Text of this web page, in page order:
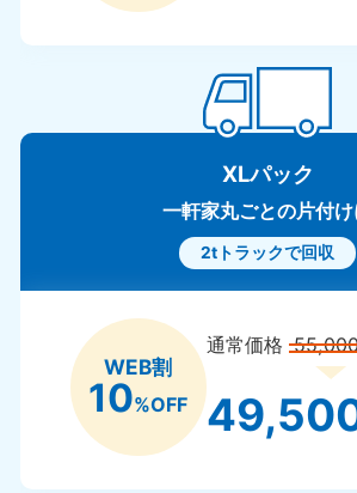
XLパック
一軒家丸ごとの片付け
2tトラックで回収
WEB割
10%OFF
通常価格